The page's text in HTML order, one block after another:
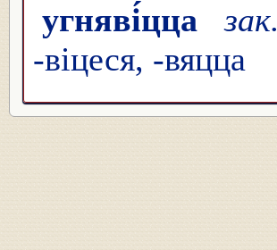
угняві́цца зак.
-віцеся, -вяцца